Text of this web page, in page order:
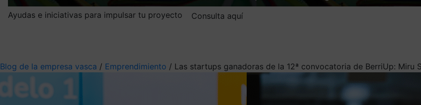
Ayudas e iniciativas para impulsar tu proyecto
Consulta aquí
Blog de la empresa vasca / Emprendimiento / Las startups ganadoras de la 12ª convocatoria de BerriUp: Miru